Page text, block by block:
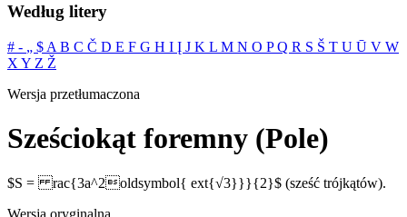
Według litery
# ‐ „ $ A B C Č D E F G H I Į J K L M N O PQ R S Š T U Ū V W
X Y Z Ž
Wersja przetłumaczona
Sześciokąt foremny (Pole)
$S = rac{3a^2oldsymbol{ ext{√3}}}{2}$ (sześć trójkątów).
Wersja oryginalna